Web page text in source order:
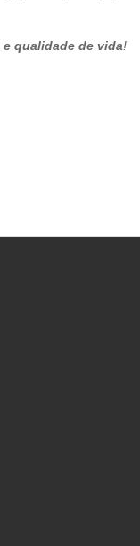
e qualidade de vida!